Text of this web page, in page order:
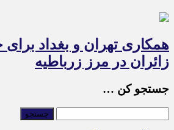
همکاری تهران و بغداد
زائران در مرز زرباطیه
جستجو کن …